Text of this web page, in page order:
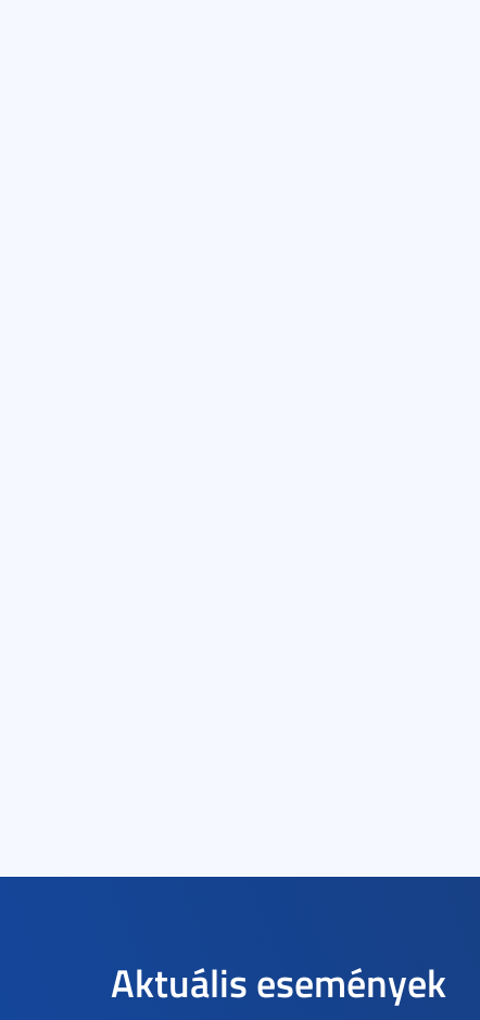
Aktuális események